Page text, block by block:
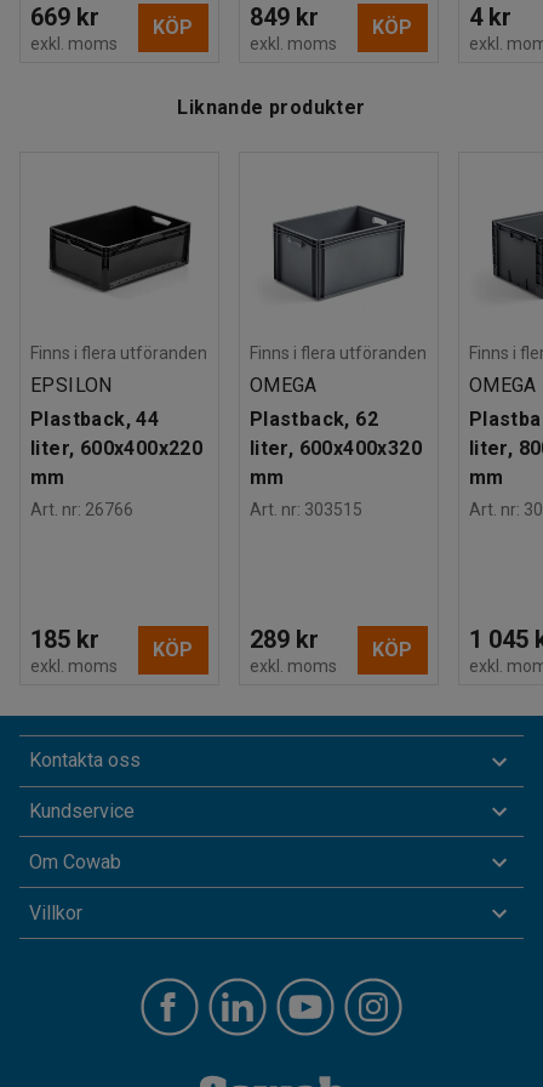
669 kr
exkl. moms
KÖP 849 kr
exkl. moms
KÖP 4 kr
exkl.
Liknande produkter
Finns i flera utföranden
EPSILON
Plastback, 44
liter, 600x400x220
mm
Art. nr: 26766
185 kr
exkl. moms
KÖP
Finns i flera utföranden
OMEGA
Plastback, 62
liter, 600x400x320
mm
Art. nr: 303515
289 kr
exkl. moms
KÖP
Finns i
OMEGA
liter,
mm
Art. nr:
1 045
exkl.
Kontakta oss
Kundservice
Om Cowab
Villkor